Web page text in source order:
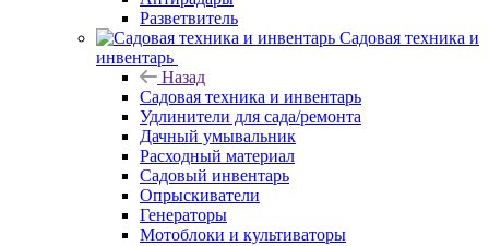
Разветвитель
Садовая техника и
инвентарь
Назад
Садовая техника и инвентарь
Удлинители для сада/ремонта
Дачный умывальник
Расходный материал
Садовый инвентарь
Опрыскиватели
Генераторы
Мотоблоки и культиваторы